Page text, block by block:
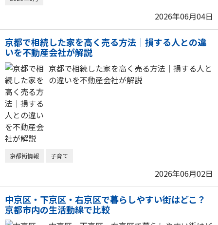
2026年06月04日
京都で相続した家を高く売る方法｜損する人との違
いを不動産会社が解説
京都で相続した家を高く売る方法｜損する人と
の違いを不動産会社が解説
京都街情報 子育て
2026年06月02日
中京区・下京区・右京区で暮らしやすい街はどこ？
京都市内の生活動線で比較